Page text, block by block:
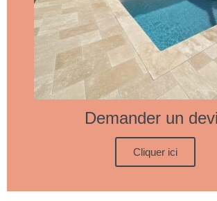
Demander un
Cliquer ici